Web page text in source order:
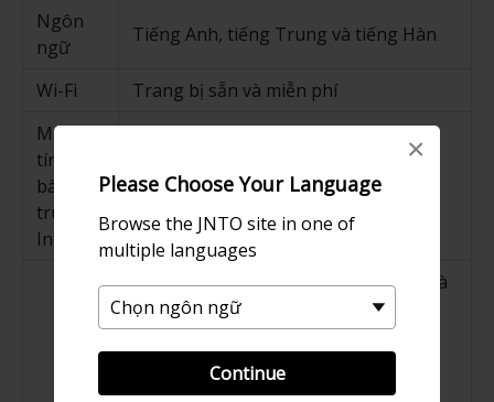
Please Choose Your Language
Browse the JNTO site in one of
multiple languages
Continue
×
Ngôn
ngữ
Tiếng Anh, tiếng Trung và tiếng Hàn
Wi-Fi
Trang bị sẵn và miễn phí
Máy
tính để
bàn
truy cập
Internet
Trang bị sẵn và miễn phí
Cung cấp miễn phí thông tin du lịch và
tài liệu hữu ích
Gợi ý các tour du lịch khác nhau với
hành trình trên khắp Nhật Bản
Cung cấp cơ hội trải nghiệm văn hóa